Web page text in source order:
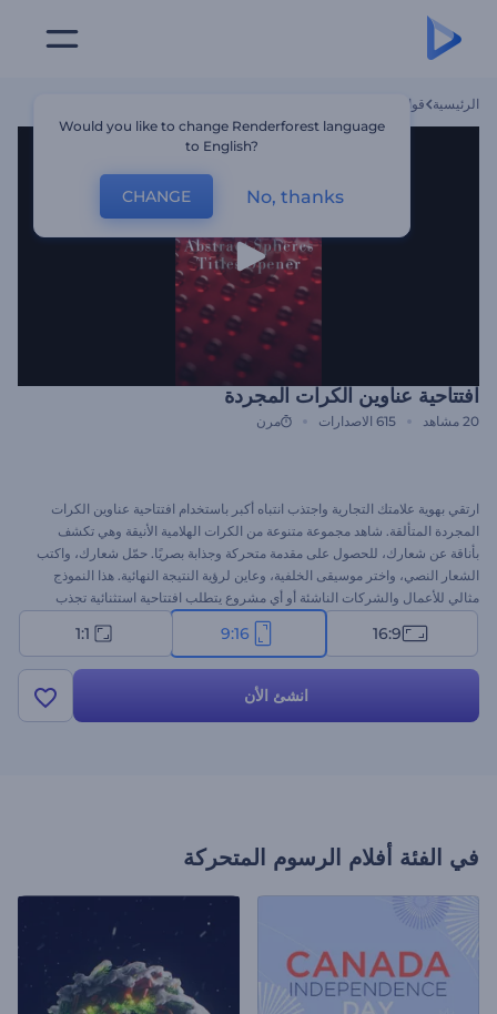
الرئيسية قوالب
افتتاحية عناوين الكرات المجردة
20 مشاهد 615 الاصدارات مرن
ارتقي بهوية علامتك التجارية واجتذب انتباه أكبر باستخدام افتتاحية عناوين الكرات
المجردة المتألقة. شاهد مجموعة متنوعة من الكرات الهلامية الأنيقة وهي تكشف
بأناقة عن شعارك، للحصول على مقدمة متحركة وجذابة بصريًا. حمّل شعارك، واكتب
الشعار النصي، واختر موسيقى الخلفية، وعاين لرؤية النتيجة النهائية. هذا النموذج
مثالي للأعمال والشركات الناشئة أو أي مشروع يتطلب افتتاحية استثنائية تجذب
الانتباه. ابدأ الآن لتعيين شعارك بطرق كشف متألفة تكشف عن الإبداع والتفرد!
16:9
9:16
1:1
انشئ الأن
في الفئة أفلام الرسوم المتحركة
Would you like to change Renderforest language
to English?
CHANGE No, thanks